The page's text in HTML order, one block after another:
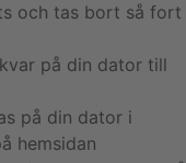
och tas bort så fort
på din dator till
på din dator i
hemsidan